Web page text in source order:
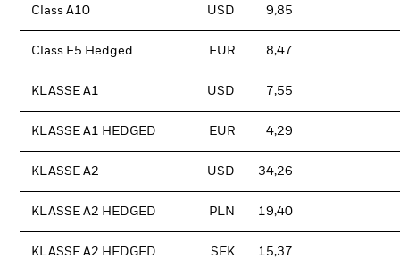
Class A10 USD 9,85
Class E5 Hedged EUR 8,47
KLASSE A1 USD 7,55
KLASSE A1 HEDGED EUR 4,29
KLASSE A2 USD 34,26
KLASSE A2 HEDGED PLN 19,40
KLASSE A2 HEDGED SEK 15,37